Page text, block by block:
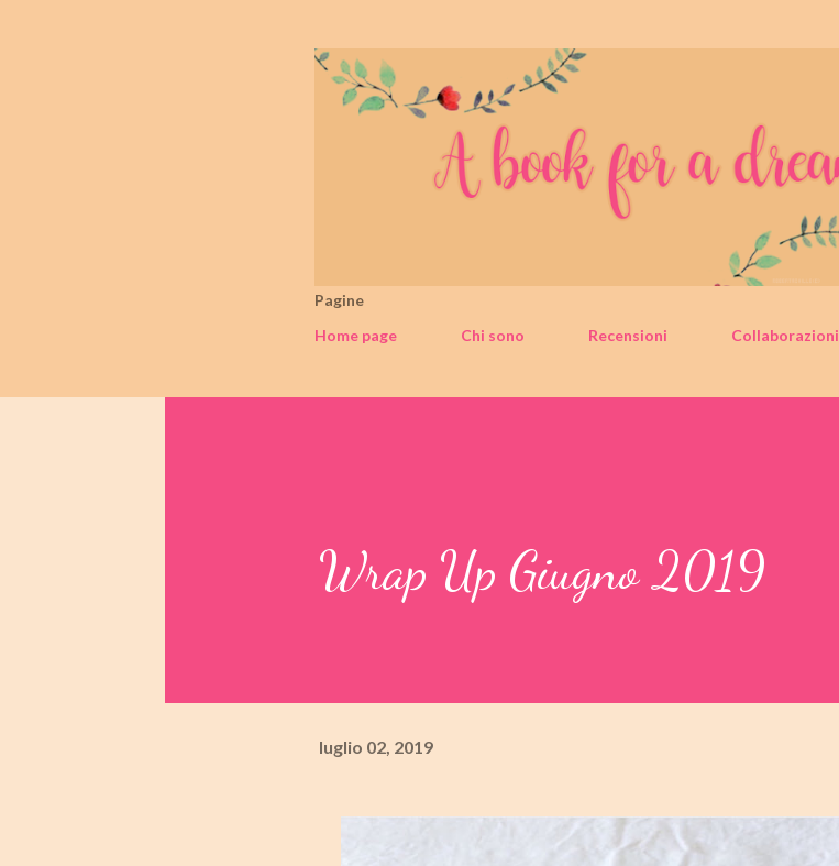
Pagine
Home page
Chi sono Recensioni Collaborazioni
Wrap Up Giugno 2019
luglio 02, 2019